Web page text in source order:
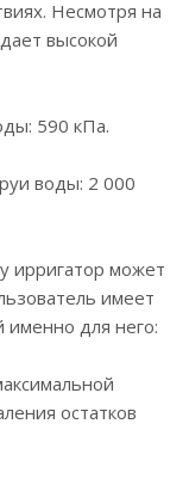
Несмотря на
высокой
590 кПа.
воды: 2 000
ирригатор может
имеет
для него:
остатков